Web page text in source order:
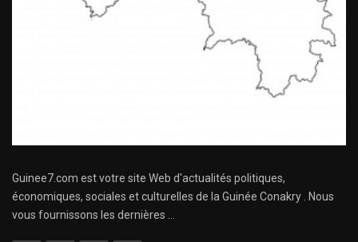
Guinee7.com est votre site Web d'actualités politiques,
économiques, sociales et culturelles de la Guinée Conakry . Nous
vous fournissons les dernières ...